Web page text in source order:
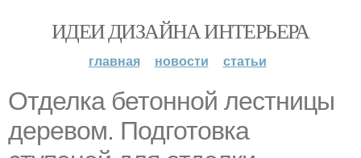
ИДЕИ ДИЗАЙНА ИНТЕРЬЕРА
главная новости статьи
Отделка бетонной лестницы
деревом. Подготовка